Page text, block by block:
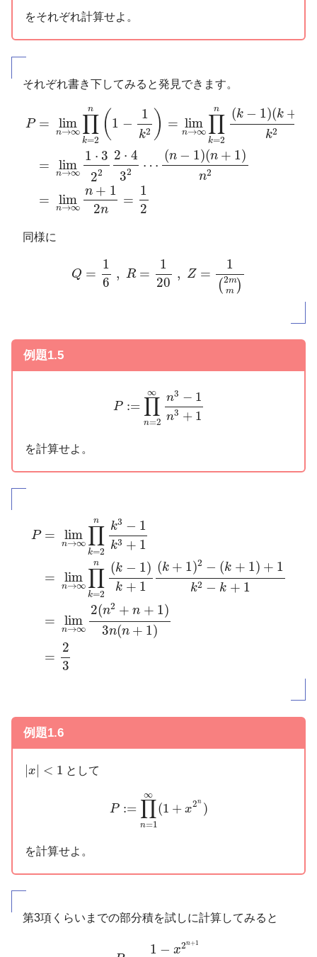
をそれぞれ計算せよ。
それぞれ書き下してみると発見できます。
P = lim
n→∞
n
∏
k=2 ( 1 −
1
k2 ) = lim
n→∞
n
∏
k=2
(k − 1)(k +
k2
= lim
n→∞
1 ⋅ 3
22
2 ⋅ 4
32 ⋯
(n − 1)(n + 1)
n2
= lim
n→∞
n + 1
2n
=
1
2
∏ = − 1 → ∏ 2 n (k
同様に
Q =
1
6
, R =
1
20
, Z =
1
(2m
m )
=1 20 )
例題1.5
P :=
∞
∏
n=2
n3 − 1
n3 + 1
n=2 n 1
を計算せよ。
P = lim
n→∞
n
∏
k=2
k3 − 1
k3 + 1
= lim
n→∞
n
∏
k=2
(k − 1)
k + 1
(k + 1)2 − (k + 1) + 1
k2 − k + 1
= lim
n→∞
2(n2 + n + 1)
3n(n + 1)
=
2
3
∏ =2 k3
例題1.6
|x| < 1
| | として
P :=
∞
∏
n=1
(1 + x2n )
n=1
を計算せよ。
第3項くらいまでの部分積を試しに計算してみると
1 − x2n+1
+11